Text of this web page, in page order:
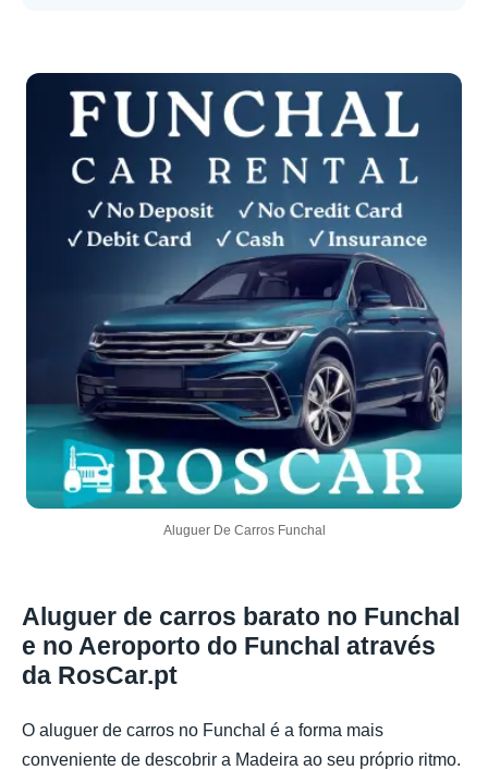
Aluguer De Carros Funchal
Aluguer de carros barato no Funchal
e no Aeroporto do Funchal através
da RosCar.pt
O aluguer de carros no Funchal é a forma mais
conveniente de descobrir a Madeira ao seu próprio ritmo.